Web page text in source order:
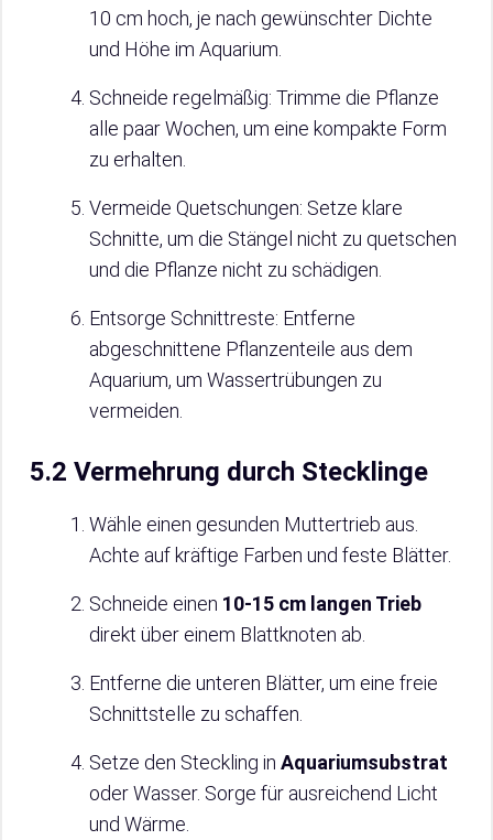
10 cm hoch, je nach gewünschter Dichte
und Höhe im Aquarium.
Schneide regelmäßig: Trimme die Pflanze
alle paar Wochen, um eine kompakte Form
zu erhalten.
Vermeide Quetschungen: Setze klare
Schnitte, um die Stängel nicht zu quetschen
und die Pflanze nicht zu schädigen.
Entsorge Schnittreste: Entferne
abgeschnittene Pflanzenteile aus dem
Aquarium, um Wassertrübungen zu
vermeiden.
5.2 Vermehrung durch Stecklinge
Wähle einen gesunden Muttertrieb aus.
Achte auf kräftige Farben und feste Blätter.
Schneide einen 10-15 cm langen Trieb
direkt über einem Blattknoten ab.
Entferne die unteren Blätter, um eine freie
Schnittstelle zu schaffen.
Setze den Steckling in Aquariumsubstrat
oder Wasser. Sorge für ausreichend Licht
und Wärme.